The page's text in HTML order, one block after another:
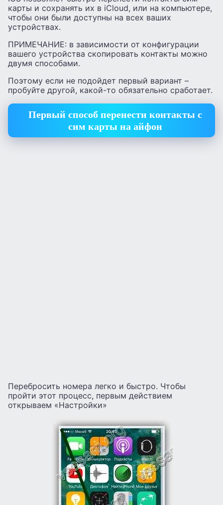
карты и сохранять их в iCloud, или на компьютере,
чтобы они были доступны на всех ваших
устройствах.
ПРИМЕЧАНИЕ: в зависимости от конфигурации
вашего устройства скопировать контакты можно
двумя способами.
Поэтому если не подойдет первый вариант –
пробуйте другой, какой-то обязательно сработает.
Первый способ перенести контакты с
сим карты на айфон
Перебросить номера легко и быстро. Чтобы
пройти этот процесс, первым действием
открываем «Настройки»